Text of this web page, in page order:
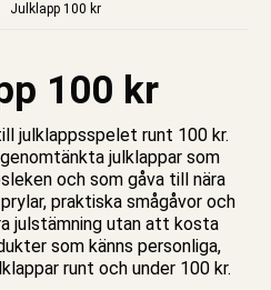
Julklapp 100 kr
100 kr
julklappsspelet runt 100 kr.
julklappar som
och som gåva till nära
praktiska smågåvor och
julstämning utan att kosta
som känns personliga,
runt och under 100 kr.